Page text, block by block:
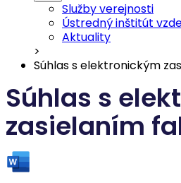
Služby verejnosti
Ústredný inštitút
Aktuality
>
Súhlas s elektronickým
Súhlas s
zasielaním